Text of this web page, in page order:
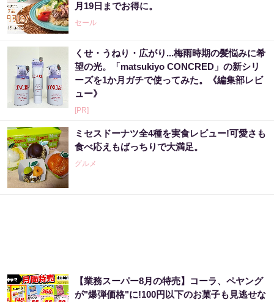
月19日までお得に。
セール
くせ・うねり・広がり...梅雨時期の髪悩みに希
望の光。「matsukiyo CONCRED」の新シリ
ーズを1か月ガチで使ってみた。《編集部レビ
ュー》
[PR]
ミセスドーナツ全4種を実食レビュー!可愛さも
食べ応えもばっちりで大満足。
グルメ
【業務スーパー8月の特売】コーラ、ペヤング
が"爆弾価格"に!100円以下のお菓子も見逃せな